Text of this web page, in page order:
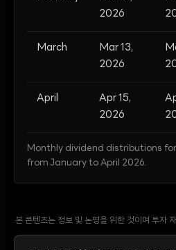
2026
March
Mar 13,
2026
April
Apr 15,
2026
Monthly dividend distributions
from January to April 2026.
본 콘텐츠는 정보 및 논평을 위한 것이며 투자